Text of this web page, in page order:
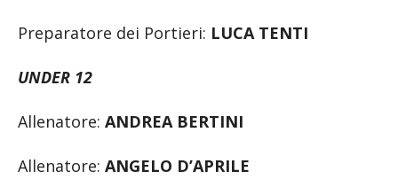
Preparatore dei Portieri: LUCA TENTI
UNDER 12
Allenatore: ANDREA BERTINI
Allenatore: ANGELO D’APRILE